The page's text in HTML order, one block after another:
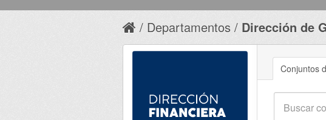
Departamentos Dirección de
Conjuntos